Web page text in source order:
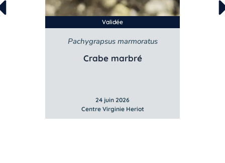
Validée
Pachygrapsus marmoratus
Crabe marbré
24 juin 2026
Centre Virginie Heriot